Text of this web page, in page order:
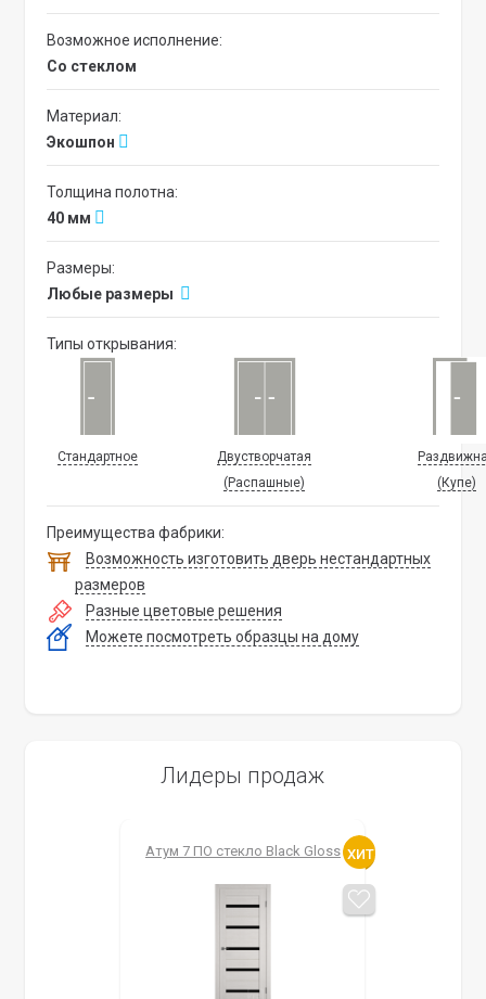
Возможное исполнение:
со стеклом
Материал:
Экошпон
Толщина полотна:
40 мм
Размеры:
Любые размеры
Типы открывания:
Стандартное
Двустворчатая
(Распашные)
(Купе)
Преимущества фабрики:
Возможность изготовить дверь нестандартных
размеров
Разные цветовые решения
Можете посмотреть образцы на дому
Лидеры продаж
Атум 7 ПО стекло Black Gloss